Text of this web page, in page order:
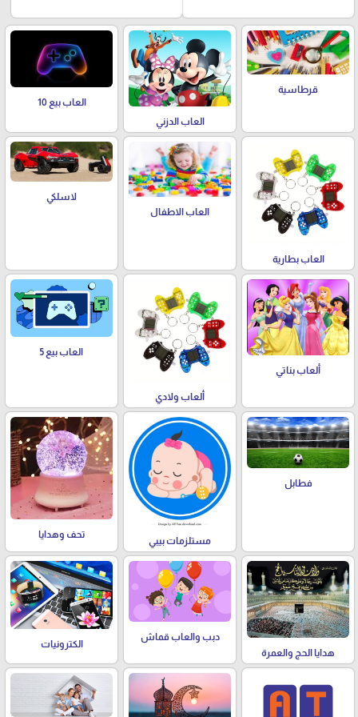
قرطاسية
العاب الدزني
العاب بيع 10
العاب بطارية
العاب الاطفال
لاسلكي
ألعاب بناتي
ألعاب ولادي
العاب بيع 5
فطابل
مستلزمات بيبي
تحف وهدايا
هدايا الحج والعمرة
دبب والعاب قماش
الكترونيات